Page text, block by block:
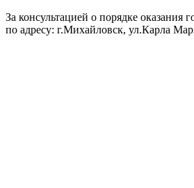
За консультацией о порядке
по адресу: г.Михайловск, ул.Карла